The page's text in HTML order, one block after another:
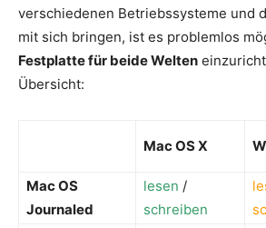
verschiedenen Betriebssysteme und
mit sich bringen, ist es problemlos
Festplatte für beide Welten
Übersicht:
Mac OS X
Mac OS
Journaled
lesen /
schreiben